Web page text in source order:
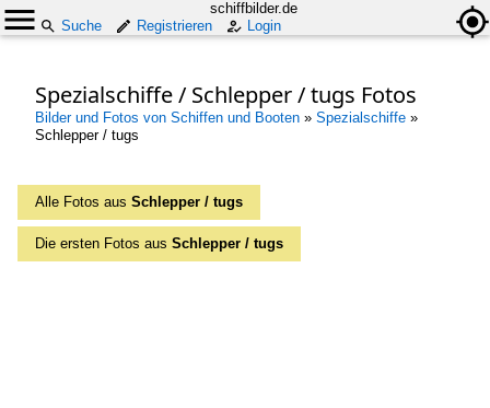
schiffbilder.de
Suche
Registrieren Login
Spezialschiffe / Schlepper / tugs Fotos
Bilder und Fotos von Schiffen und Booten » Spezialschiffe »
Schlepper / tugs
Alle Fotos aus Schlepper / tugs
Die ersten Fotos aus Schlepper / tugs